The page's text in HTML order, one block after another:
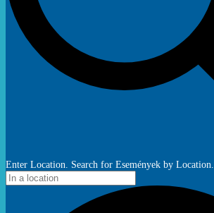
Enter Location. Search for Események by Location.